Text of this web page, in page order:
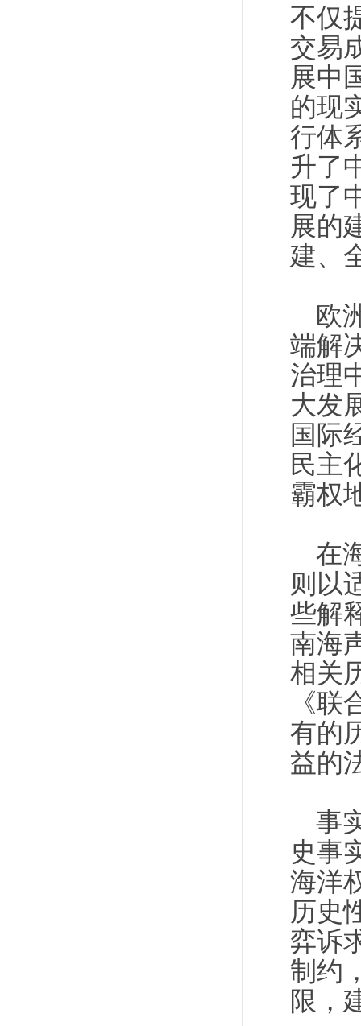
不仅
交易
展中
的现
行体
升了
现了
展的
建、
欧
端解
治理
大发
国际
民主
霸权
在
则以
些解
南海
相关
《
有的
益的
事
史事
海洋
历史
弈诉
制约
限，